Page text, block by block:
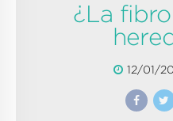
12/01/
¿La